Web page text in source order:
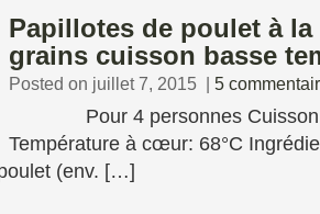
Papillotes de poulet à la
grains cuisson basse
Posted on juillet 7, 2015 | 5
Pour 4 personnes Cuisson :
Température à cœur: 68°C
(env. […]